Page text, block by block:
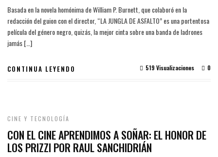
Basada en la novela homónima de William P. Burnett, que colaboró en la
redacción del guion con el director, “LA JUNGLA DE ASFALTO” es una portentosa
película del género negro, quizás, la mejor cinta sobre una banda de ladrones
jamás […]
CONTINUA LEYENDO 0
519 Visualizaciones
CINE Y TECNOLOGÍA
CON EL CINE APRENDIMOS A SOÑAR: EL HONOR DE
LOS PRIZZI POR RAUL SANCHIDRIÁN